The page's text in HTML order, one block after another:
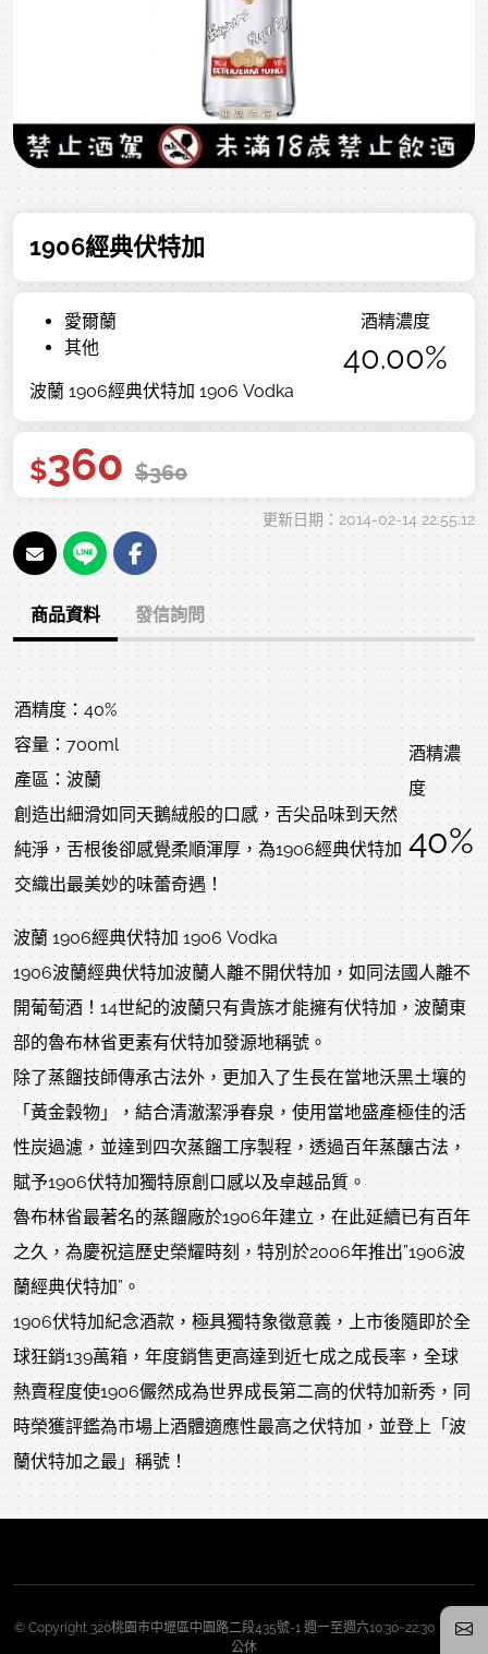
1906經典伏特加
愛爾蘭
其他
波蘭 1906經典伏特加 1906 Vodka
酒精濃度
40.00%
$360 $360
更新日期：2014-02-14 22:55:12
商品資料 發信詢問
酒精度：40%
容量：700ml
產區：波蘭
創造出細滑如同天鵝絨般的口感，舌尖品味到天然
純淨，舌根後卻感覺柔順渾厚，為1906經典伏特加
交織出最美妙的味蕾奇遇！
酒精濃
度
40%
波蘭 1906經典伏特加 1906 Vodka
1906波蘭經典伏特加波蘭人離不開伏特加，如同法國人離不
開葡萄酒！14世紀的波蘭只有貴族才能擁有伏特加，波蘭東
部的魯布林省更素有伏特加發源地稱號。
除了蒸餾技師傳承古法外，更加入了生長在當地沃黑土壤的
「黃金穀物」，結合清澈潔淨春泉，使用當地盛產極佳的活
性炭過濾，並達到四次蒸餾工序製程，透過百年蒸釀古法，
賦予1906伏特加獨特原創口感以及卓越品質。
魯布林省最著名的蒸餾廠於1906年建立，在此延續已有百年
之久，為慶祝這歷史榮耀時刻，特別於2006年推出”1906波
蘭經典伏特加”。
1906伏特加紀念酒款，極具獨特象徵意義，上市後隨即於全
球狂銷139萬箱，年度銷售更高達到近七成之成長率，全球
熱賣程度使1906儼然成為世界成長第二高的伏特加新秀，同
時榮獲評鑑為市場上酒體適應性最高之伏特加，並登上「波
蘭伏特加之最」稱號！
© Copyright 320桃園市中壢區中園路二段435號-1 週一至週六10:30~22:30 週日
公休